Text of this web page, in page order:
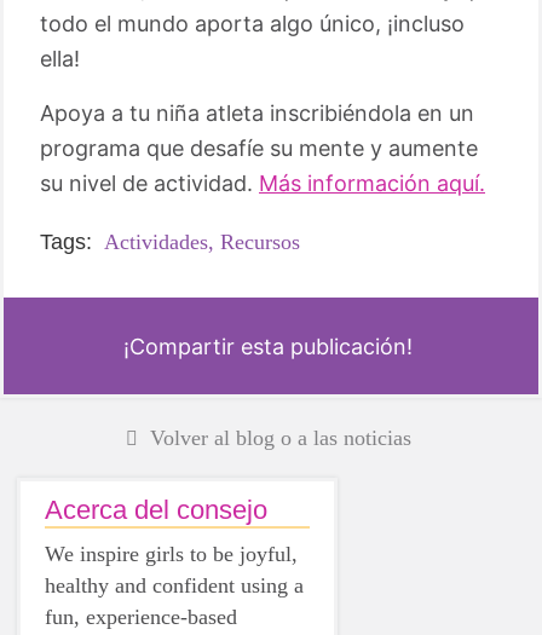
todo el mundo aporta algo único, ¡incluso
ella!
Apoya a tu niña atleta inscribiéndola en un
programa que desafíe su mente y aumente
su nivel de actividad. Más información aquí.
Tags: Actividades, Recursos
¡Compartir esta publicación!
Volver al blog o a las noticias
Acerca del consejo
We inspire girls to be joyful,
healthy and confident using a
fun, experience-based